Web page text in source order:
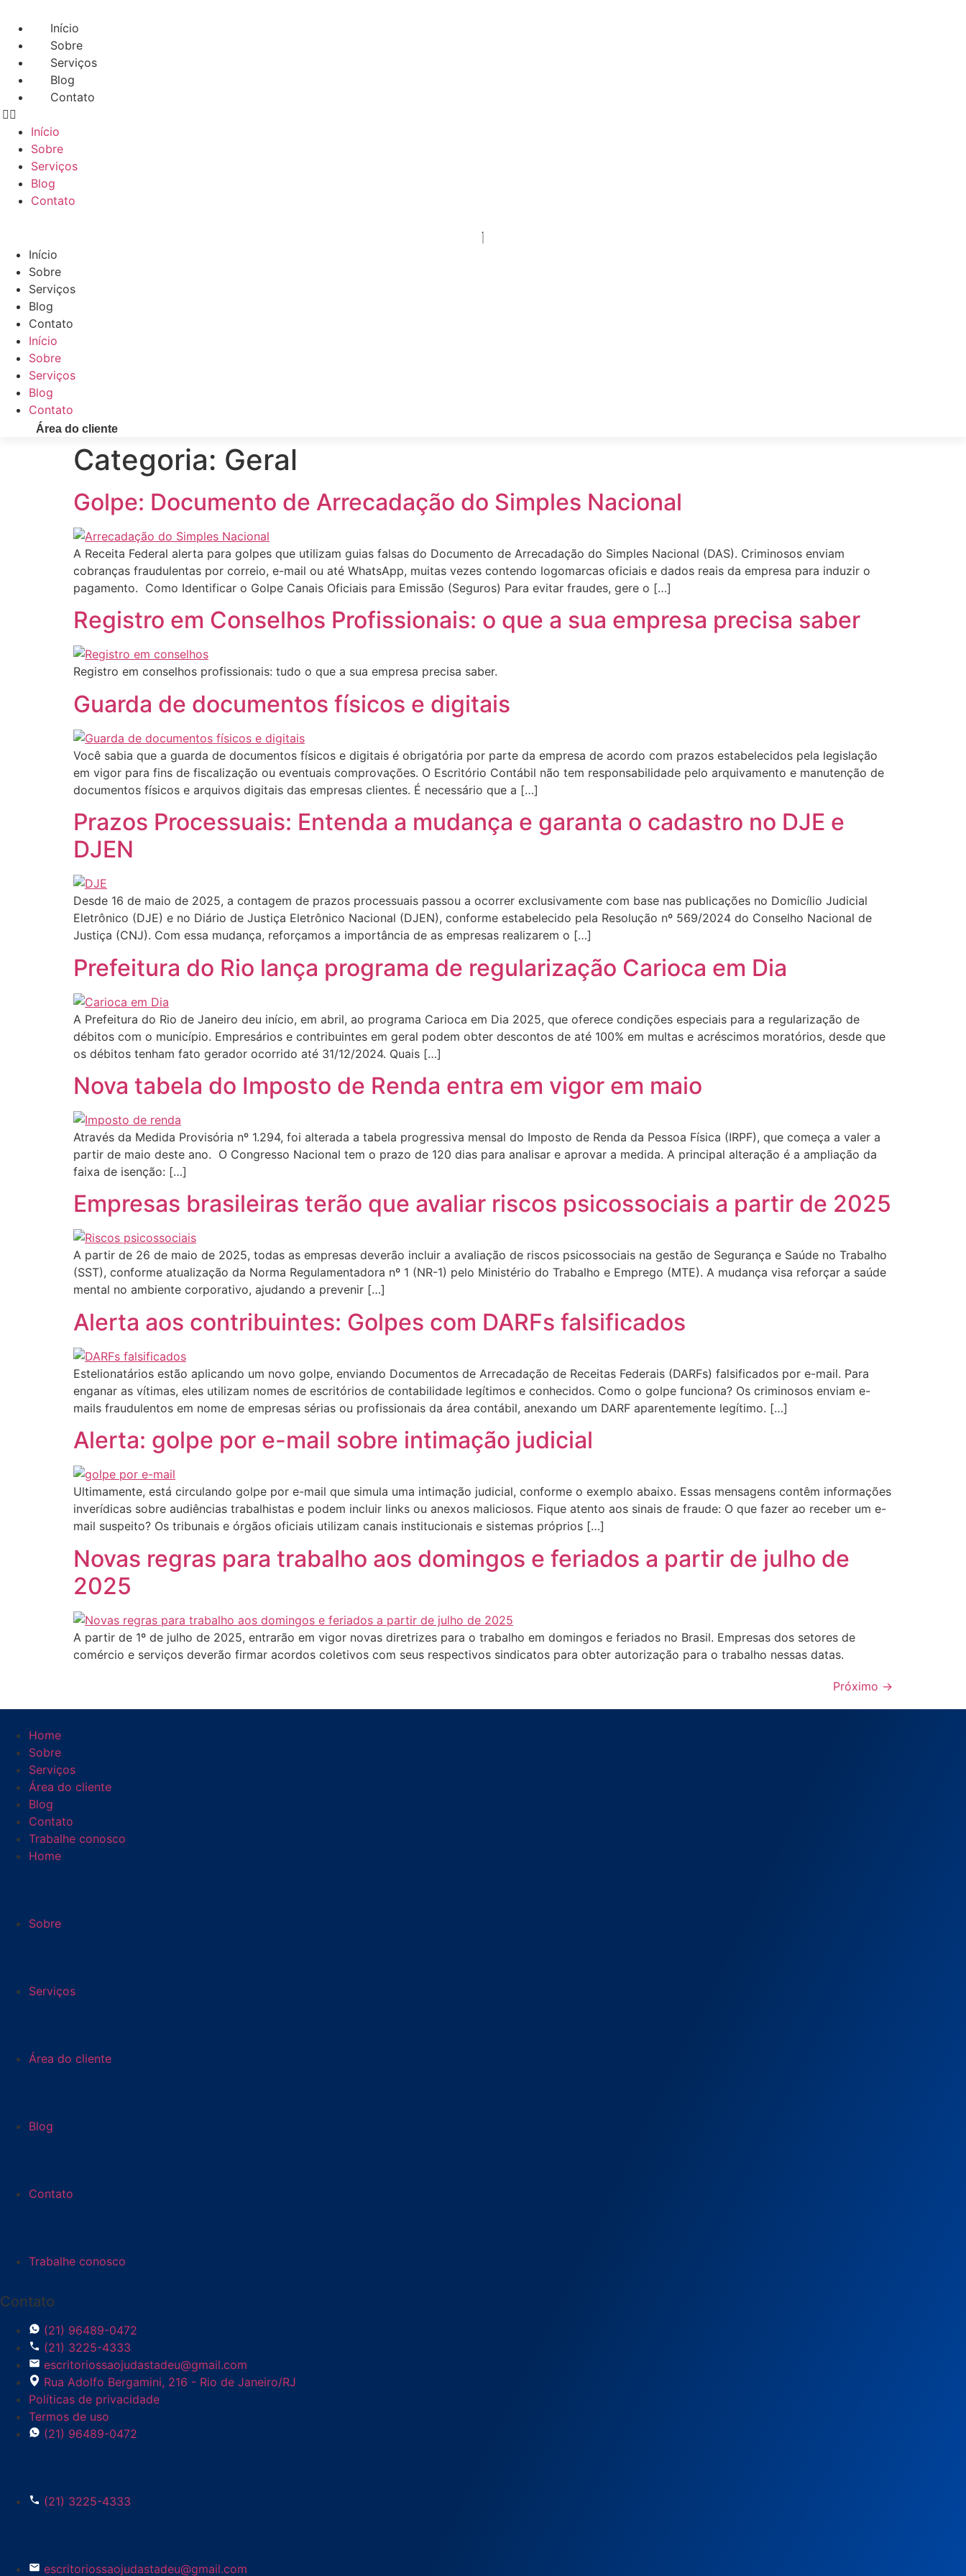
para
conteúdo
Início
Sobre
Serviços
Blog
Contato
Início
Sobre
Serviços
Blog
Contato
Início
Sobre
Serviços
Blog
Contato
Início
Sobre
Serviços
Blog
Contato
Área do cliente
Categoria: Geral
Golpe: Documento de Arrecadação do Simples Nacional
A Receita Federal alerta para golpes que utilizam guias falsas do Documento de Arrecadação do Simples Nacional (DAS). Criminosos enviam
cobranças fraudulentas por correio, e-mail ou até WhatsApp, muitas vezes contendo logomarcas oficiais e dados reais da empresa para induzir o
pagamento. Como Identificar o Golpe Canais Oficiais para Emissão (Seguros) Para evitar fraudes, gere o […]
Registro em Conselhos Profissionais: o que a sua empresa precisa saber
Registro em conselhos profissionais: tudo o que a sua empresa precisa saber.
Guarda de documentos físicos e digitais
Você sabia que a guarda de documentos físicos e digitais é obrigatória por parte da empresa de acordo com prazos estabelecidos pela legislação
em vigor para fins de fiscalização ou eventuais comprovações. O Escritório Contábil não tem responsabilidade pelo arquivamento e manutenção de
documentos físicos e arquivos digitais das empresas clientes. É necessário que a […]
Prazos Processuais: Entenda a mudança e garanta o cadastro no DJE e
DJEN
Desde 16 de maio de 2025, a contagem de prazos processuais passou a ocorrer exclusivamente com base nas publicações no Domicílio Judicial
Eletrônico (DJE) e no Diário de Justiça Eletrônico Nacional (DJEN), conforme estabelecido pela Resolução nº 569/2024 do Conselho Nacional de
Justiça (CNJ). Com essa mudança, reforçamos a importância de as empresas realizarem o […]
Prefeitura do Rio lança programa de regularização Carioca em Dia
A Prefeitura do Rio de Janeiro deu início, em abril, ao programa Carioca em Dia 2025, que oferece condições especiais para a regularização de
débitos com o município. Empresários e contribuintes em geral podem obter descontos de até 100% em multas e acréscimos moratórios, desde que
os débitos tenham fato gerador ocorrido até 31/12/2024. Quais […]
Nova tabela do Imposto de Renda entra em vigor em maio
Através da Medida Provisória nº 1.294, foi alterada a tabela progressiva mensal do Imposto de Renda da Pessoa Física (IRPF), que começa a valer a
partir de maio deste ano. O Congresso Nacional tem o prazo de 120 dias para analisar e aprovar a medida. A principal alteração é a ampliação da
faixa de isenção: […]
Empresas brasileiras terão que avaliar riscos psicossociais a partir de 2025
A partir de 26 de maio de 2025, todas as empresas deverão incluir a avaliação de riscos psicossociais na gestão de Segurança e Saúde no Trabalho
(SST), conforme atualização da Norma Regulamentadora nº 1 (NR-1) pelo Ministério do Trabalho e Emprego (MTE). A mudança visa reforçar a saúde
mental no ambiente corporativo, ajudando a prevenir […]
Alerta aos contribuintes: Golpes com DARFs falsificados
Estelionatários estão aplicando um novo golpe, enviando Documentos de Arrecadação de Receitas Federais (DARFs) falsificados por e-mail. Para
enganar as vítimas, eles utilizam nomes de escritórios de contabilidade legítimos e conhecidos. Como o golpe funciona? Os criminosos enviam e-
mails fraudulentos em nome de empresas sérias ou profissionais da área contábil, anexando um DARF aparentemente legítimo. […]
Alerta: golpe por e-mail sobre intimação judicial
Ultimamente, está circulando golpe por e-mail que simula uma intimação judicial, conforme o exemplo abaixo. Essas mensagens contêm informações
inverídicas sobre audiências trabalhistas e podem incluir links ou anexos maliciosos. Fique atento aos sinais de fraude: O que fazer ao receber um e-
mail suspeito? Os tribunais e órgãos oficiais utilizam canais institucionais e sistemas próprios […]
Novas regras para trabalho aos domingos e feriados a partir de julho de
2025
A partir de 1º de julho de 2025, entrarão em vigor novas diretrizes para o trabalho em domingos e feriados no Brasil. Empresas dos setores de
comércio e serviços deverão firmar acordos coletivos com seus respectivos sindicatos para obter autorização para o trabalho nessas datas.
Próximo →
Home
Sobre
Serviços
Área do cliente
Blog
Contato
Trabalhe conosco
Home
Sobre
Serviços
Área do cliente
Blog
Contato
Trabalhe conosco
Contato
(21) 96489-0472
(21) 3225-4333
escritoriossaojudastadeu@gmail.com
Rua Adolfo Bergamini, 216 - Rio de Janeiro/RJ
Políticas de privacidade
Termos de uso
(21) 96489-0472
(21) 3225-4333
escritoriossaojudastadeu@gmail.com